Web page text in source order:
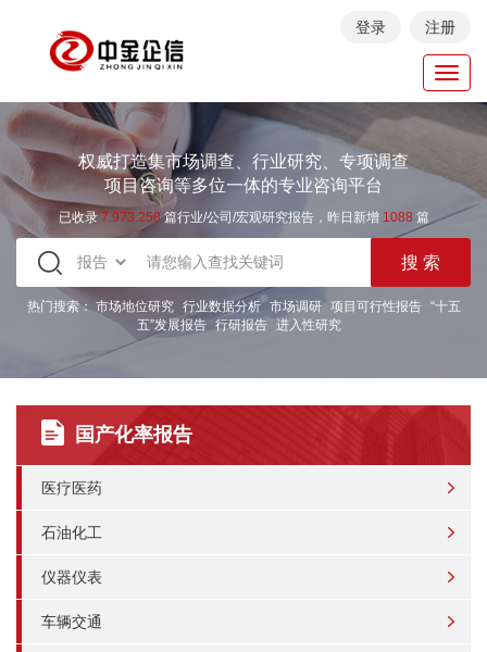
登录 注册
权威打造集市场调查、行业研究、专项调查
项目咨询等多位一体的专业咨询平台
已收录 7.973.258篇行业/公司/宏观研究报告，昨日新增 1088 篇
热门搜索： 市场地位研究 行业数据分析 市场调研 项目可行性报告
“十五
五”发展报告 行研报告 进入性研究
国产化率报告
医疗医药
石油化工
仪器仪表
车辆交通